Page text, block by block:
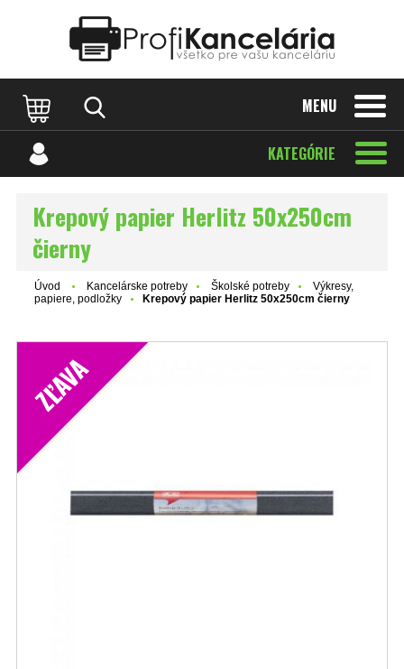
MENU
KATEGÓRIE
Krepový papier Herlitz 50x250cm
čierny
Úvod Kancelárske potreby Školské potreby
Výkresy,
papiere, podložky
Krepový papier Herlitz 50x250cm čierny
ZĽAVA
Katalóg internetových stránok Designed by Rawpixel.com